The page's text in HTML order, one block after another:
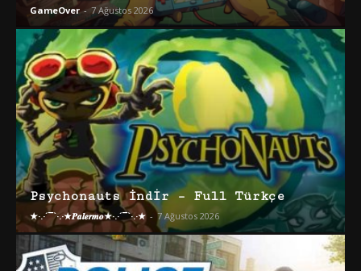
GameOver - 7 Ağustos 2026
Psychonauts İndir – Full Türkçe
★·.·´¯`·.·★𝑷𝒂𝒍𝒆𝒓𝒎𝒐★·.·´¯`·.·★ - 7 Ağustos 2026